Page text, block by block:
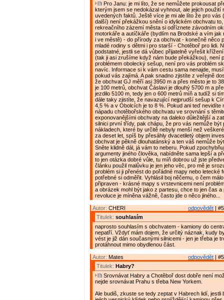
Pro Janu: je mi líto, že se nemůžete prokousat
kterým jsem se nedokázal vyhnout, ale jejich použití
uvedených faktů. Ještě více je mi ale líto že pro vás
další) není překážkou snění o idylickém obchvatu
rekreačního zázemí města si odříznete závodním
motorkáře a autíčkáře (bydlím na Brodské a vím jak
i ve městě) - do přírody za obchvat - konečně něco
mladé rodiny s dětmi i pro starší - Chotěboř pro lidi.
podstatné, jestli se dá vůbec přijatelně vyřešit
(tak ji asi zrušíme když nám bude překážkou), není
problémem obolecký sešup, není pro vás problém
navíc. Informace si k vám cestu sama nenajde,
pokud vás zajímá. A pak snadno zjistíte z veřejně
že obchvat GJ měří asi 3950 m a přes město je to
je 100 metrů, obchvat Čáslavi je dlouhý 5700 m a
jezdilo 5100 m, tedy jen o 600 metrů míň a tudíž si
dále taky zjistíte, že navazující nejprudší sešup k
4,5 % a v Obolcích je to 8 %. Pokud ani teď nevidíte
nápadu chotěbořského obchvatu ve srovnání s
exponovanějšími obchvaty na daleko důležitější a
silnici první třídy, pak chápu, že pro vás nemůže být
nákladech, které by určitě nebyly menší než
za deset let, spíš by přesáhly dvacetiletý objem
obchvat je pěkně dlouhatánský a ten váš nemůže
Sněte klidně dál, já vám to neberu. Pokud
argumenty jiného člověka, nabídněte sama lepší a
to jen otázka dobré vůle, tu míň dobrou už jste
článku použil malůvku je jen jeho věc, pro mě je
problém si ji přenést do pořádné mapy nebo letecké
potřebné si odměřit. Vyhlásil boj něčemu, o čem
připraven - krásné mapy s vrstevnicemi není
a obrázek mohl být jako z partesu, chce to jen čas a
revoluce je míněna vážně, často jde o něco jiného...
odpovědět |
Autor: CHERI
Titulek: souhlasím
naprosto souhlasím s obchvatem - kamiony do
nepatří. Vždyť mám dojem, že určitý náznak, kudy
vést je již dán současnými silnicemi - jen je třeba je
protáhnout mimo obydlenou část.
odpovědět |
Autor: Mates
Titulek: Habry?
Srovnávat Habry a Chotěboř dost dobře není
nejde srovnávat Prahu s třeba New Yorkem.
Ale budiš, zkuste se tedy zeptat v Habrech lidí, jestli